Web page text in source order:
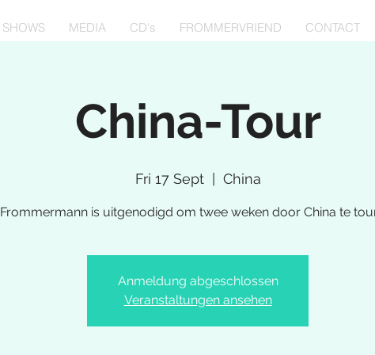
SHOWS MEDIA CD's FROMMERVRIEND CONTACT
China-Tour
Fri 17 Sept
  |
China
Frommermann is uitgenodigd om twee weken door China te
Anmeldung abgeschlossen
Veranstaltungen ansehen